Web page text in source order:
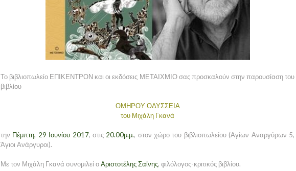
Το βιβλιοπωλείο ΕΠΙΚΕΝΤΡΟΝ και οι εκδόσεις ΜΕΤΑΙΧΜΙΟ σας προσκαλούν στην παρουσίαση του
βιβλίου
ΟΜΗΡΟΥ ΟΔΥΣΣΕΙΑ
του Μιχάλη Γκανά
την Πέμπτη, 29 Ιουνίου 2017, στις 20.00μ.μ., στον χώρο του βιβλιοπωλείου (Αγίων Αναργύρων 5,
Άγιοι Ανάργυροι).
Με τον Μιχάλη Γκανά συνομιλεί οΑριστοτέλης Σαΐνης, φιλόλογος-κριτικός βιβλίου.